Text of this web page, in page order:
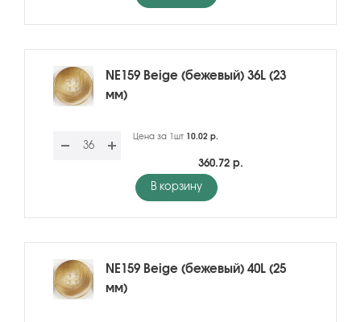
NE159 Beige (бежевый) 36L (23
мм)
Цена за 1шт 10.02 р.
360.72 р.
В корзину
NE159 Beige (бежевый) 40L (25
мм)